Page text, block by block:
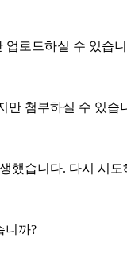
업로드하실 수 있습
만 첨부하실 수 있습
했습니다. 다시 시도
니까?